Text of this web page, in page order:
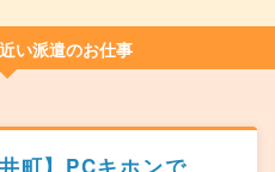
い派遣のお仕事
町】PCキホンで